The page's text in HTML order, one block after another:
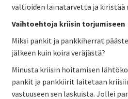
valtioiden lainatarvetta ja kiristää
Vaihtoehtoja kriisin torjumiseen
Miksi pankit ja pankkiherrat
jälkeen kuin koira veräjästä?
Minusta kriisin hoitamisen
pankit ja pankkiirit laitetaan
vastuuseen sen laskuista. Jollei